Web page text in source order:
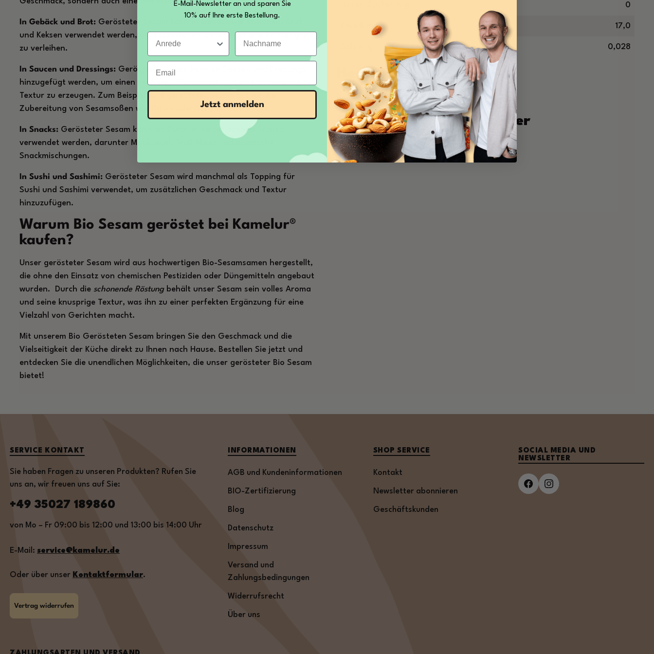
In Gebäck und Brot: Gerösteter Sesam kann in Gebäck wie Brötchen, Brot
und Keksen verwendet werden, um zusätzlichen Geschmack und Knusprigkeit
zu verleihen.
In Saucen und Dressings: Gerösteter Sesam kann zu Saucen und Dressings
hinzugefügt werden, um einen reicheren Geschmack und eine angenehme
Textur zu erzeugen. Zum Beispiel wird gerösteter Sesam oft für die
Zubereitung von Sesamsoßen wie Tahini oder Teriyaki verwendet.
In Snacks: Gerösteter Sesam kann als Zutat in verschiedenen Snacks
verwendet werden, darunter Müsliriegel, Trail-Mixes und asiatische
Snackmischungen.
In Sushi und Sashimi: Gerösteter Sesam wird manchmal als Topping für
Sushi und Sashimi verwendet, um zusätzlichen Geschmack und Textur
hinzuzufügen.
Warum Bio Sesam geröstet bei Kamelur®
kaufen?
Unser gerösteter Sesam wird aus hochwertigen Bio-Sesamsamen hergestellt,
die ohne den Einsatz von chemischen Pestiziden oder Düngemitteln angebaut
wurden. Durch die schonende Röstungbehält unser Sesam sein volles Aroma
und seine knusprige Textur, was ihn zu einer perfekten Ergänzung für eine
Vielzahl von Gerichten macht.
Mit unserem Bio Gerösteten Sesam bringen Sie den Geschmack und die
Vielseitigkeit der Küche direkt zu Ihnen nach Hause. Bestellen Sie jetzt und
entdecken Sie die unendlichen Möglichkeiten, die unser gerösteter Bio Sesam
bietet!
0
Eiweiß in g 17,0
0,028
Herkunft
Bolivien - Nicht-EU-Landwirtschaft
Öko-Kontrollstellennummer
DE-ÖKO-039
SERVICE KONTAKT
Sie haben Fragen zu unseren Produkten? Rufen Sie
uns an, wir freuen uns auf Sie:
+49 35027 189860
von Mo – Fr 09:00 bis 12:00 und 13:00 bis 14:00 Uhr
E-Mail: service@kamelur.de
Oder über unser Kontaktformular.
Vertrag widerrufen
INFORMATIONEN
AGB und Kundeninformationen
BIO-Zertifizierung
Blog
Datenschutz
Impressum
Versand und
Zahlungsbedingungen
Widerrufsrecht
Über uns
SHOP SERVICE
Kontakt
Newsletter abonnieren
Geschäftskunden
SOCIAL MEDIA UND
NEWSLETTER
E-Mail-Newsletter an und sparen Sie
10% auf Ihre erste Bestellung.
Anrede Nachname
Email
Jetzt anmelden